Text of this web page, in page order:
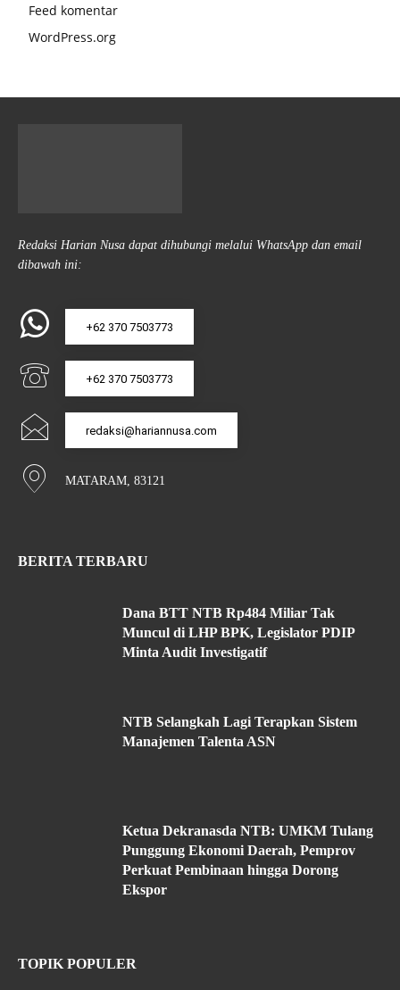
Feed komentar
WordPress.org
Redaksi Harian Nusa dapat dihubungi melalui WhatsApp dan email
dibawah ini:
+62 370 7503773
+62 370 7503773
redaksi@hariannusa.com
MATARAM, 83121
BERITA TERBARU
Dana BTT NTB Rp484 Miliar Tak
Muncul di LHP BPK, Legislator PDIP
Minta Audit Investigatif
NTB Selangkah Lagi Terapkan Sistem
Manajemen Talenta ASN
Ketua Dekranasda NTB: UMKM Tulang
Punggung Ekonomi Daerah, Pemprov
Perkuat Pembinaan hingga Dorong
Ekspor
TOPIK POPULER